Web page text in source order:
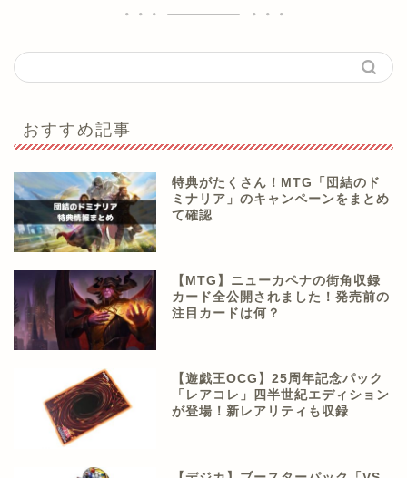
おすすめ記事
特典がたくさん！MTG「団結のド
ミナリア」のキャンペーンをまとめ
て確認
【MTG】ニューカペナの街角収録
カード全公開されました！発売前の
注目カードは何？
【遊戯王OCG】25周年記念パック
「レアコレ」四半世紀エディション
が登場！新レアリティも収録